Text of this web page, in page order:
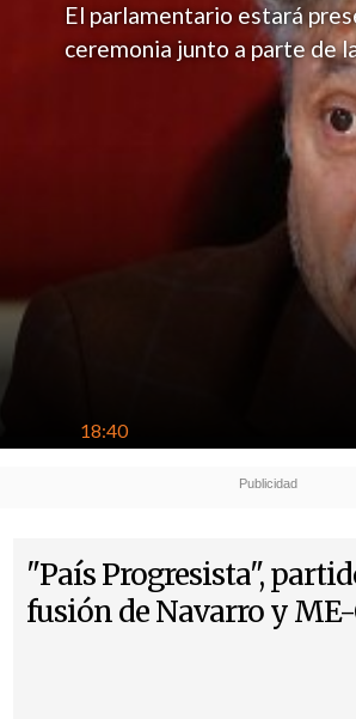
El parlamentario estará
ceremonia junto a parte de
18:40
"País Progresista",
fusión de Navarro y